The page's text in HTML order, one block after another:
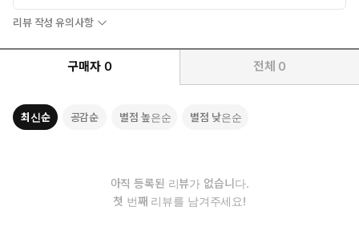
리뷰 작성 유의사항
구매자 0 전체 0
최신순 공감순 별점 높은순 별점 낮은순
아직 등록된 리뷰가 없습니다.
첫 번째 리뷰를 남겨주세요!